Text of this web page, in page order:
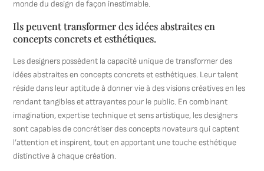
monde du design de façon inestimable.
Ils peuvent transformer des idées abstraites en
concepts concrets et esthétiques.
Les designers possèdent la capacité unique de transformer des
idées abstraites en concepts concrets et esthétiques. Leur talent
réside dans leur aptitude à donner vie à des visions créatives en les
rendant tangibles et attrayantes pour le public. En combinant
imagination, expertise technique et sens artistique, les designers
sont capables de concrétiser des concepts novateurs qui captent
l’attention et inspirent, tout en apportant une touche esthétique
distinctive à chaque création.